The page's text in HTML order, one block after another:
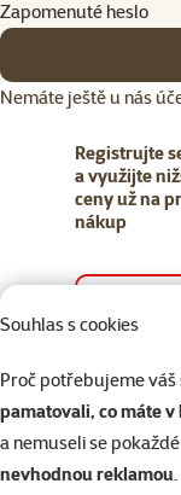
Souhlas s cookies
Proč potřebujeme
pamatovali, co máte v
a nemuseli se
nevhodnou reklamou.
Zapomenuté heslo
Nemáte ještě u nás
Registrujte
a využijte
ceny už na
nákup
Napište